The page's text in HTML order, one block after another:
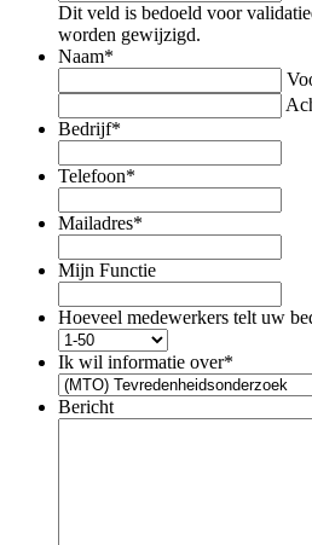
Dit veld is bedoeld voor
worden gewijzigd.
Naam*
Bedrijf*
Telefoon*
Mailadres*
Mijn Functie
Hoeveel medewerkers telt uw
Ik wil informatie over*
Bericht